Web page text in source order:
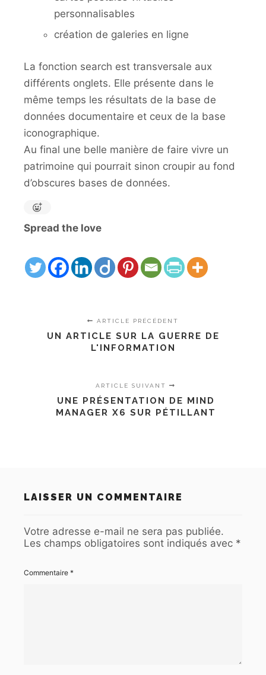
personnalisables
création de galeries en ligne
La fonction search est transversale aux
différents onglets. Elle présente dans le
même temps les résultats de la base de
données documentaire et ceux de la base
iconographique.
Au final une belle manière de faire vivre un
patrimoine qui pourrait sinon croupir au fond
d’obscures bases de données.
Spread the love
ARTICLE PRÉCÉDENT
UN ARTICLE SUR LA GUERRE DE
L'INFORMATION
ARTICLE SUIVANT
UNE PRÉSENTATION DE MIND
MANAGER X6 SUR PÉTILLANT
LAISSER UN COMMENTAIRE
Votre adresse e-mail ne sera pas publiée.
Les champs obligatoires sont indiqués avec *
Commentaire *